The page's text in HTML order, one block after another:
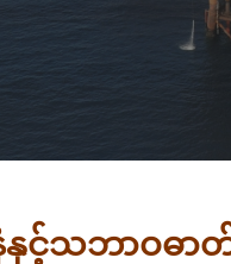
နံနှင့်သဘာဝဓာ